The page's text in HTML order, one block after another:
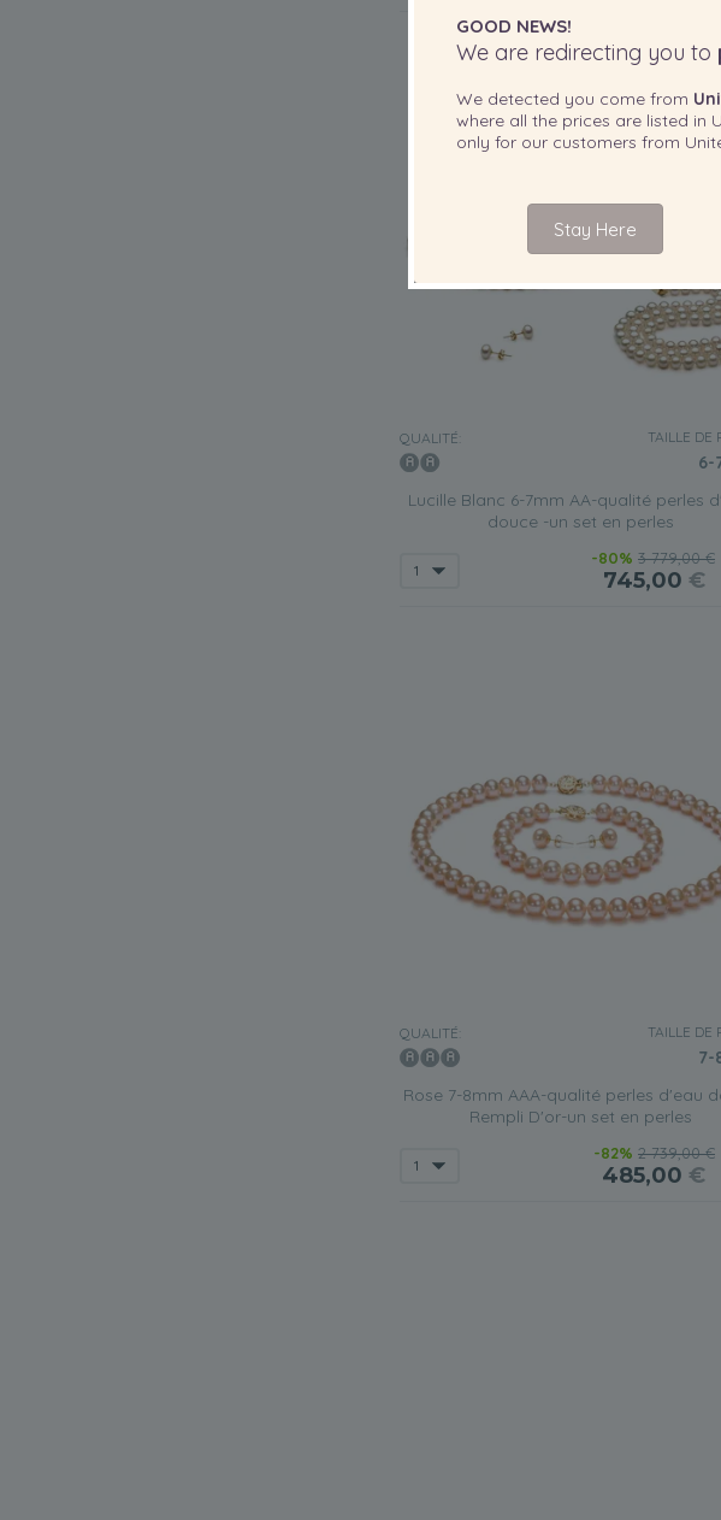
QUALITÉ: TAILLE DE
6-
Lucille Blanc 6-7mm AA-qualité perles
douce -un set en perles
-80% 3 779,00 €
745,00 €
QUALITÉ: TAILLE DE
7-
Rose 7-8mm AAA-qualité perles d'eau
Rempli D'or-un set en perles
-82% 2 739,00 €
485,00 €
GOOD NEWS!
We are redirecting you to
We detected you come from
where all the prices are listed in
only for our customers from
Stay Here